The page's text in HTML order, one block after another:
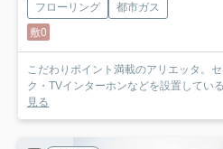
フローリング
都市ガス
敷0
こだわりポイント満載のアリエッタ。
ク・TVインターホンなどを設置してい
見る